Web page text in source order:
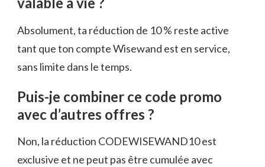
Absolument, ta réduction de 10 % reste active
tant que ton compte Wisewand est en service,
sans limite dans le temps.
Puis-je combiner ce code promo
avec d’autres offres ?
Non, la réduction CODEWISEWAND10 est
exclusive et ne peut pas être cumulée avec